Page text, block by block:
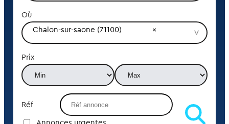
Où
Chalon-sur-saone (71100)
Prix
Réf